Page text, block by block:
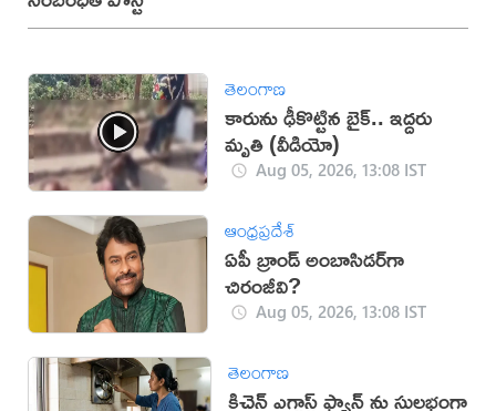
తెలంగాణ
కారును ఢీకొట్టిన బైక్.. ఇద్దరు
మృతి (వీడియో)
Aug 05, 2026, 13:08 IST
ఆంధ్రప్రదేశ్
ఏపీ బ్రాండ్ అంబాసిడర్‌గా
చిరంజీవి?
Aug 05, 2026, 13:08 IST
తెలంగాణ
కిచెన్ ఎగ్జాస్ట్ ఫ్యాన్ ను సులభంగా